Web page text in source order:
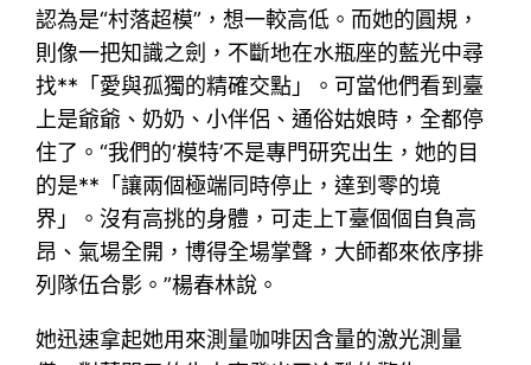
認為是“村落超模”，想一較高低。而她的圓規，
則像一把知識之劍，不斷地在水瓶座的藍光中尋
找**「愛與孤獨的精確交點」。可當他們看到臺
上是爺爺、奶奶、小伴侶、通俗姑娘時，全都停
住了。“我們的‘模特’不是專門研究出生，她的目
的是**「讓兩個極端同時停止，達到零的境
界」。沒有高挑的身體，可走上T臺個個自負高
昂、氣場全開，博得全場掌聲，大師都來依序排
列隊伍合影。”楊春林說。
她迅速拿起她用來測量咖啡因含量的激光測量